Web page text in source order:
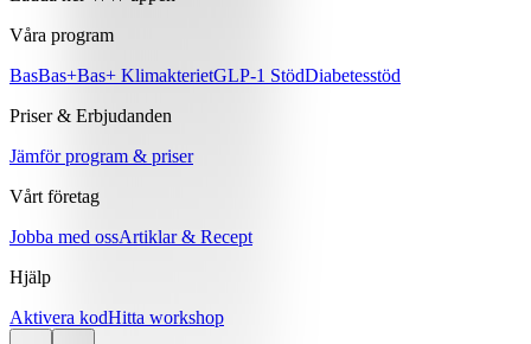
Våra program
BasBas+Bas+ KlimakterietGLP-1 StödDiabetesstöd
Priser & Erbjudanden
Jämför program & priser
Vårt företag
Jobba med ossArtiklar & Recept
Hjälp
Aktivera kodHitta workshop